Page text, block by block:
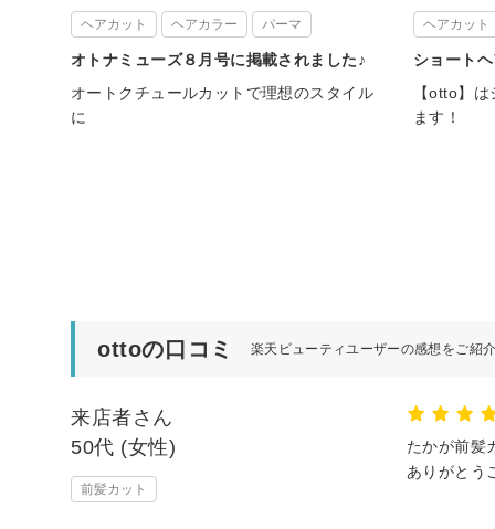
ヘアカット ヘアカラー パーマ
オトナミューズ８月号に掲載されました♪
オートクチュールカットで理想のスタイル
に
ヘアカット
ショート
【otto】
ます！
ottoの口コミ 楽天ビューティユーザーの感想をご紹
来店者さん
50代 (女性)
前髪カット
たかが前髪
ありがとう